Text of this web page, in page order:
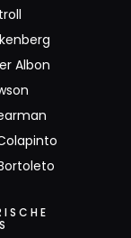
géén blabla
winnen mag
Albon